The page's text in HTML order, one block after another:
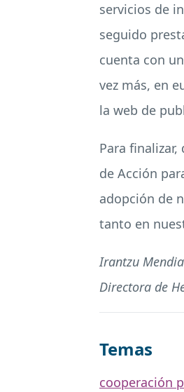
servicios de
seguido
cuenta con
vez más, en
la web de
Para
de Acción
adopción de
tanto en
Irantzu
Directora de
Temas
cooperación